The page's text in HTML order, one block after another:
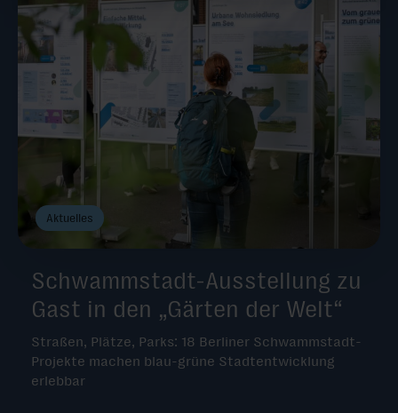
Schwammstadt-Ausstellung zu
Gast in den „Gärten der Welt“
Straßen, Plätze, Parks: 18 Berliner Schwammstadt-
Projekte machen blau-grüne Stadtentwicklung
erlebbar
Aktuelles